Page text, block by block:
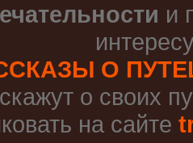
и
О
о своих
на сайте